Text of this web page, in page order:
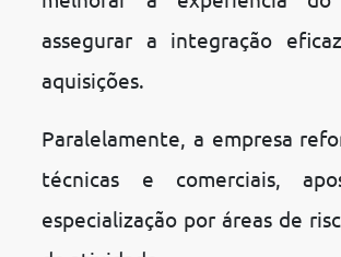
assegurar a integração
aquisições.
Paralelamente, a empresa
técnicas e comerciais,
especialização por áreas de